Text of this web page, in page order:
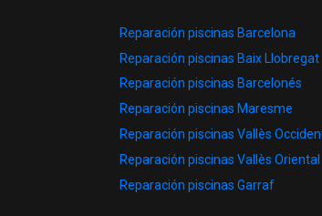
Reparación piscinas Barcelona
Reparación piscinas Baix Llobregat
Reparación piscinas Barcelonés
Reparación piscinas Maresme
Reparación piscinas Vallès
Reparación piscinas Vallès Oriental
Reparación piscinas Garraf